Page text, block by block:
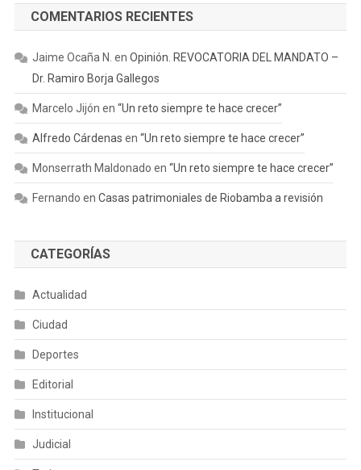
COMENTARIOS RECIENTES
Jaime Ocaña N. en Opinión. REVOCATORIA DEL MANDATO –
Dr. Ramiro Borja Gallegos
Marcelo Jijón en “Un reto siempre te hace crecer”
Alfredo Cárdenas en “Un reto siempre te hace crecer”
Monserrath Maldonado en “Un reto siempre te hace crecer”
Fernando en Casas patrimoniales de Riobamba a revisión
CATEGORÍAS
Actualidad
Ciudad
Deportes
Editorial
Institucional
Judicial